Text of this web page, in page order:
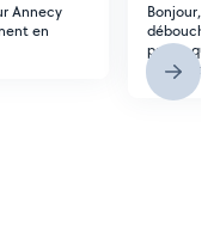
Annecy
en
Bonjour,
papier qui
dans